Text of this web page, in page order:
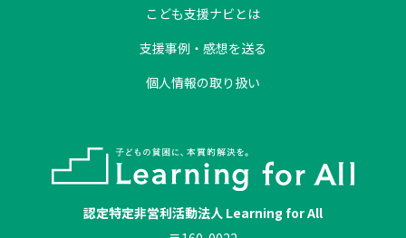
こども支援ナビとは
支援事例・感想を送る
個人情報の取り扱い
認定特定非営利活動法人 Learning for All